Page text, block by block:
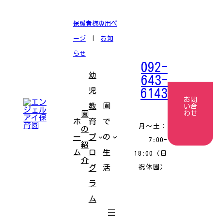
保護者様専用ペ
ージ| お知
らせ
ホ
ー
ム
園
の
紹
介
幼
児
教
育
プ
ロ
グ
ラ
ム
園
で
の
生
活
092-
643-
6143
月〜土：
7:00-
18:00（日
祝休園）
お問
い合
わせ